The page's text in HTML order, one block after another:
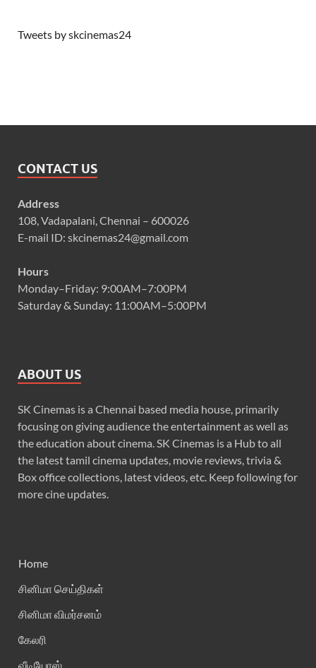
Tweets by skcinemas24
CONTACT US
Address
108, Vadapalani, Chennai – 600026
E-mail ID: skcinemas24@gmail.com
Hours
Monday–Friday: 9:00AM–7:00PM
Saturday & Sunday: 11:00AM–5:00PM
ABOUT US
SK Cinemas is a Chennai based media house, primarily
focusing on giving audience the entertainment as well as
the education about cinema. SK Cinemas is a Hub to all
the latest tamil cinema updates, movie reviews, trivia &
Box office collections, latest videos, etc. Keep following for
more cine updates.
Home
சினிமா செய்திகள்
சினிமா விமர்சனம்
கேலரி
வீடியோஸ்